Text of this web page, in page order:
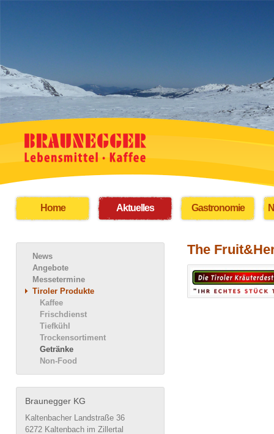
Home Aktuelles Gastronomie
News
Angebote
Messetermine
Tiroler Produkte
Kaffee
Frischdienst
Tiefkühl
Trockensortiment
Getränke
Non-Food
Braunegger KG
Kaltenbacher Landstraße 36
6272 Kaltenbach im Zillertal
The